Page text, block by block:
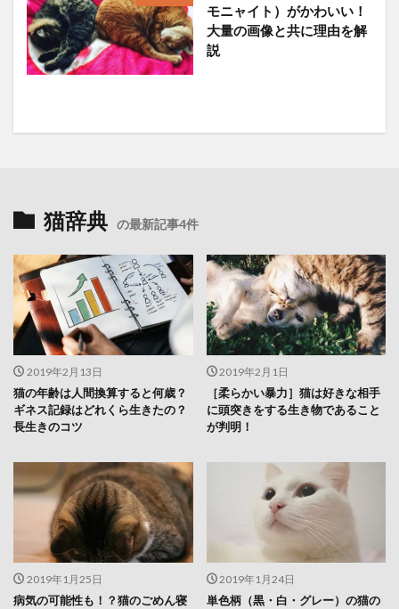
モニャイト）がかわいい！
大量の画像と共に理由を解
説
猫辞典 の最新記事4件
2019年2月13日
猫の年齢は人間換算すると何歳？
ギネス記録はどれくら生きたの？
長生きのコツ
2019年2月1日
［柔らかい暴力］猫は好きな相手
に頭突きをする生き物であること
が判明！
2019年1月25日
病気の可能性も！？猫のごめん寝
2019年1月24日
単色柄（黒・白・グレー）の猫の